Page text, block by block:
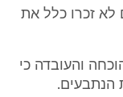
זכרו כלל את
והעובדה כי
הנתבעים.